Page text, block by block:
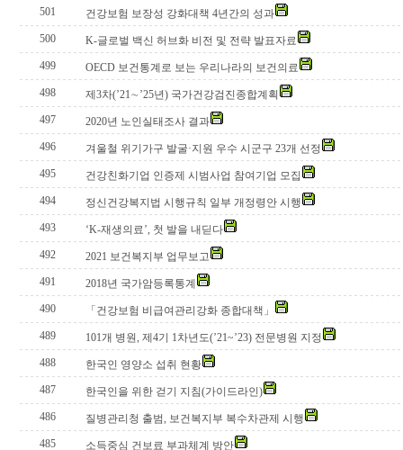
501
건강보험 보장성 강화대책 4년간의 성과
500
K-글로벌 백신 허브화 비전 및 전략 발표자료
499
OECD 보건통계로 보는 우리나라의 보건의료
498
제3차(’21∼’25년) 국가건강검진종합계획
497
2020년 노인실태조사 결과
496
겨울철 위기가구 발굴·지원 우수 시군구 23개 선정
495
건강친화기업 인증제 시범사업 참여기업 모집
494
정신건강복지법 시행규칙 일부 개정령안 시행
493
‘K-재생의료’, 첫 발을 내딛다
492
2021 보건복지부 업무보고
491
2018년 국가암등록통계
490
「건강보험 비급여관리강화 종합대책」
489
101개 병원, 제4기 1차년도(’21~’23) 전문병원 지정
488
한국인 영양소 섭취 현황
487
한국인을 위한 걷기 지침(가이드라인)
486
질병관리청 출범, 보건복지부 복수차관제 시행
485
소득중심 건보료 부과체계 방안